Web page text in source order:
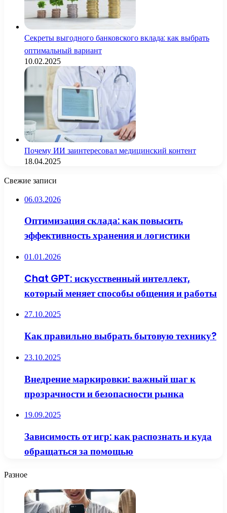
Секреты выгодного банковского вклада: как выбрать
оптимальный вариант
10.02.2025
Почему ИИ заинтересовал медицинский контент
18.04.2025
Свежие записи
06.03.2026
Оптимизация склада: как повысить
эффективность хранения и логистики
01.01.2026
Chat GPT: искусственный интеллект,
который меняет способы общения и работы
27.10.2025
Как правильно выбрать бытовую технику?
23.10.2025
Внедрение маркировки: важный шаг к
прозрачности и безопасности рынка
19.09.2025
Зависимость от игр: как распознать и куда
обращаться за помощью
Разное